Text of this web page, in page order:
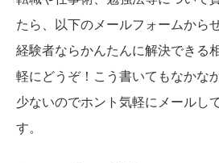
たら、以下のメールフォームから
経験者ならかんたんに解決できる
軽にどうぞ！こう書いてもなかな
少ないのでホント気軽にメールし
す。